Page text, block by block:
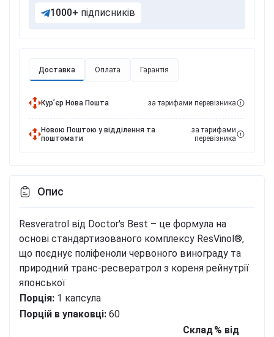
Доставка Оплата Гарантія
Курʼєр Нова Пошта за тарифами перевізника
Новою Поштою у відділення та
поштомати
за тарифами
перевізника
1000+ підписників
Опис
Resveratrol від Doctor's Best – це формула на
основі стандартизованого комплексу ResVinol®,
що поєднує поліфеноли червоного винограду та
природний транс-ресвератрол з кореня рейнутрії
японської
Порція: 1 капсула
Порцій в упаковці: 60
Склад% від